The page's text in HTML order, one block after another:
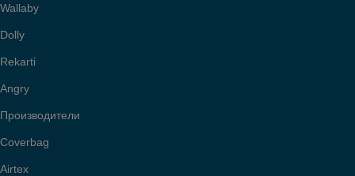
Wallaby
Dolly
Rekarti
Angry
Производители
Coverbag
Airtex